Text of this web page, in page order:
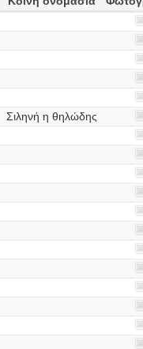
Σιληνή η θηλώδης